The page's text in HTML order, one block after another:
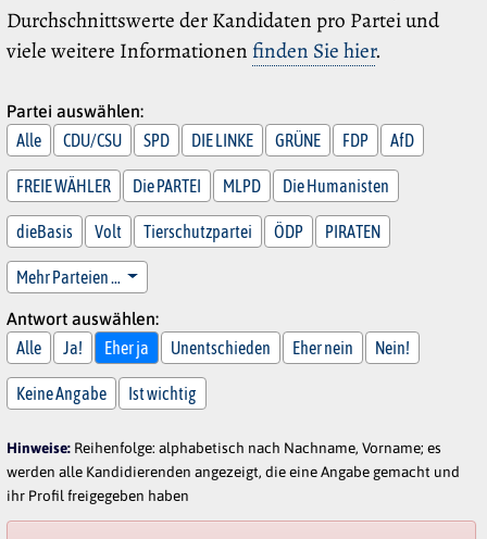
Durchschnittswerte der Kandidaten pro Partei und
viele weitere Informationen finden Sie hier.
Partei auswählen:
Alle
CDU/CSU SPD DIE LINKE GRÜNE FDP AfD
FREIE WÄHLER Die PARTEI MLPD Die Humanisten
dieBasis Volt Tierschutzpartei ÖDP PIRATEN
Mehr Parteien …
Antwort auswählen:
Alle
Ja! Eher ja Unentschieden Eher nein Nein!
Keine Angabe Ist wichtig
Hinweise: Reihenfolge: alphabetisch nach Nachname, Vorname; es
werden alle Kandidierenden angezeigt, die eine Angabe gemacht und
ihr Profil freigegeben haben